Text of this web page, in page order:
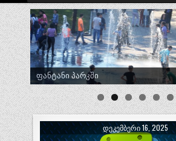
ტრადიციული ლელობურთი შუხუთში
ᲓᲔᲙᲔᲛᲑᲔᲠᲘ 16, 2025